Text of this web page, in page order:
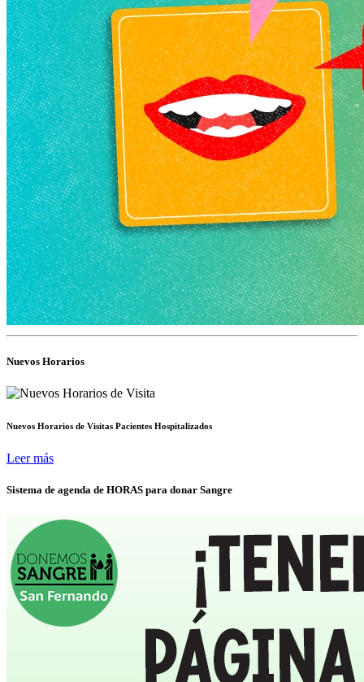
Nuevos Horarios
Nuevos Horarios de Visitas Pacientes Hospitalizados
Leer más
Sistema de agenda de HORAS para donar Sangre